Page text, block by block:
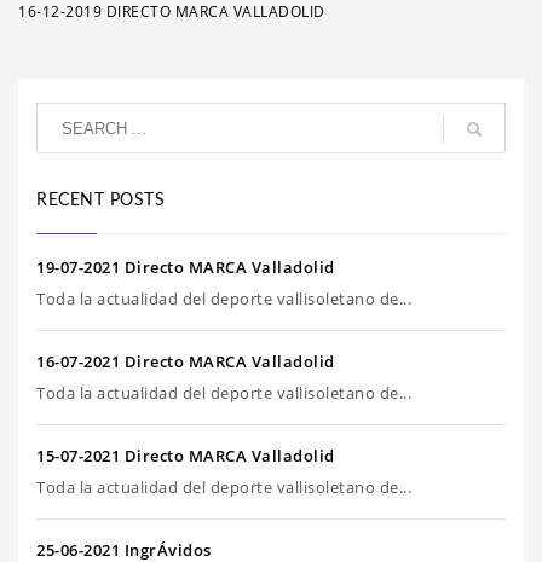
16-12-2019 DIRECTO MARCA VALLADOLID
RECENT POSTS
19-07-2021 Directo MARCA Valladolid
Toda la actualidad del deporte vallisoletano de...
16-07-2021 Directo MARCA Valladolid
Toda la actualidad del deporte vallisoletano de...
15-07-2021 Directo MARCA Valladolid
Toda la actualidad del deporte vallisoletano de...
25-06-2021 IngrÁvidos